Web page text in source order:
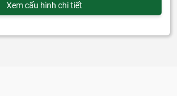
Xem cấu hình chi tiết